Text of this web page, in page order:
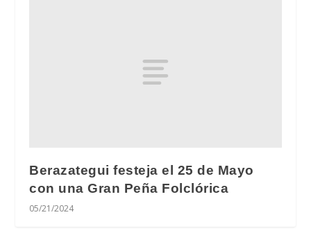
Berazategui festeja el 25 de Mayo
con una Gran Peña Folclórica
05/21/2024